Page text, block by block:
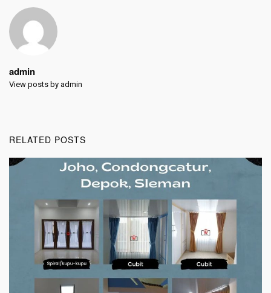
admin
View posts by admin
RELATED POSTS